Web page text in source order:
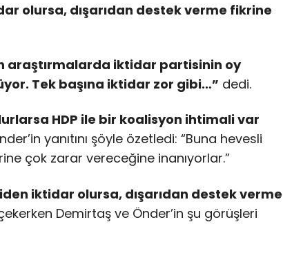
olursa, dışarıdan destek verme fikrine
araştırmalarda iktidar partisinin oy
Tek başına iktidar zor gibi…” dedi.
HDP ile bir koalisyon ihtimali var
yanıtını şöyle özetledi: “Buna hevesli
çok zarar vereceğine inanıyorlar.”
iktidar olursa, dışarıdan destek verme
Demirtaş ve Önder’in şu görüşleri